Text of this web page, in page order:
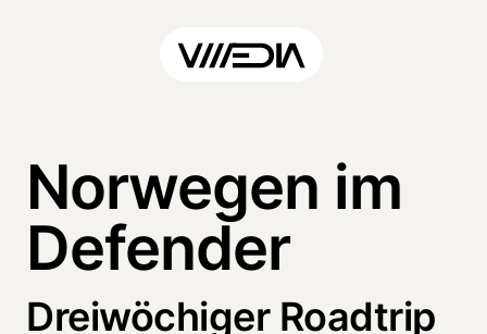
Norwegen im
Defender
Dreiwöchiger Roadtrip